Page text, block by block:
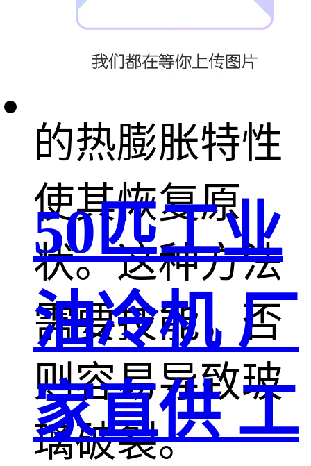
对凹陷处加
热，利用玻璃
的热膨胀特性
使其恢复原
状。这种方法
需要技能，否
则容易导致玻
璃破裂。
50匹工业
油冷机 厂
家直供 工